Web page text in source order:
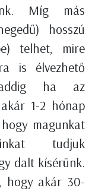
Míg más
hosszú
telhet, mire
is élvezhető
ha az
1-2 hónap
magunkat
tudjuk
dalt kísérünk.
hogy akár 30-